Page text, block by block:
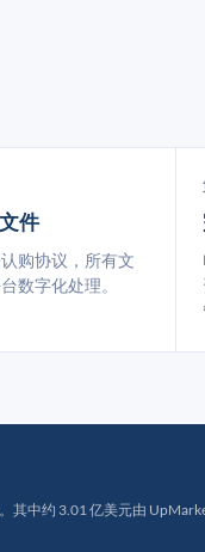
件
购协议，所有文
数字化处理。
中约 3.01 亿美元由